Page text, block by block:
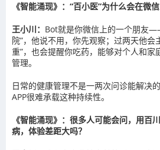
《智能涌现》：“百小医”为什么会在微
王小川： Bot就是你微信上的一个朋友
院”，他说不用，你先观察；过两天他会
重”，也会提醒你吃药，能够对个人和家
管理。
日常的健康管理不是一两次问诊能解决
APP很难承载这种持续性。
《智能涌现》：很多人可能会问，用百
病，体验差距大吗？